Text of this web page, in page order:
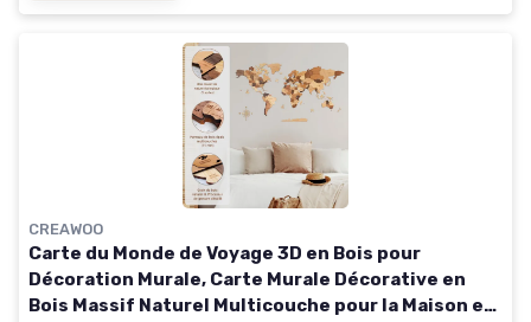
CREAWOO
Carte du Monde de Voyage 3D en Bois pour
Décoration Murale, Carte Murale Décorative en
Bois Massif Naturel Multicouche pour la Maison et